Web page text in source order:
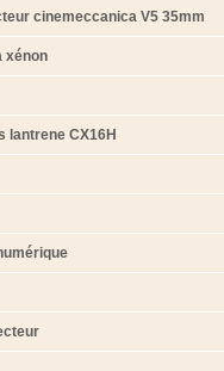
cinemeccanica V5 35mm
xénon
lantrene CX16H